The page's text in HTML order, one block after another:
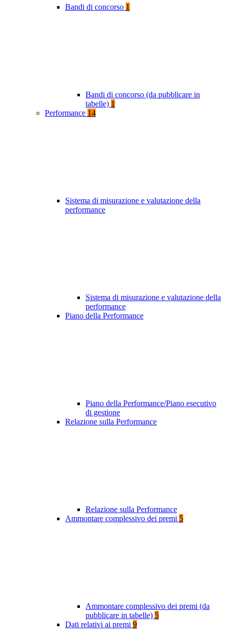
Bandi di concorso 1
Bandi di concorso (da pubblicare in
tabelle) 1
Performance 14
Sistema di misurazione e valutazione della
performance
Sistema di misurazione e valutazione della
performance
Piano della Performance
Piano della Performance/Piano esecutivo
di gestione
Relazione sulla Performance
Relazione sulla Performance
Ammontare complessivo dei premi 5
Ammontare complessivo dei premi (da
pubblicare in tabelle) 5
Dati relativi ai premi 9